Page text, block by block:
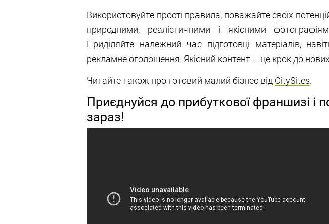
Використовуйте прості правила, поважайте своїх
природними, реалістичними і якісними
Приділяйте належний час підготовці матеріалів,
рекламне оголошення. Якісний контент – це крок до нових
Читайте також про готовий малий бізнес від CitySites.
Приєднуйся до прибуткової франшизі і
зараз!